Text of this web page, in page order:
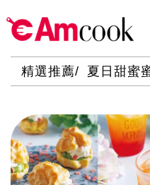
精選推薦 夏日甜蜜